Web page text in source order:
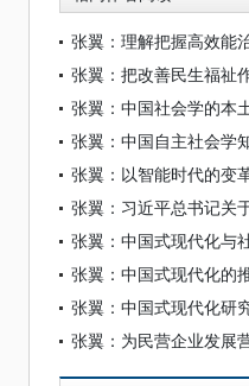
张翼：中国社会学的本
张翼：中国式现代化与
张翼：为民营企业发展